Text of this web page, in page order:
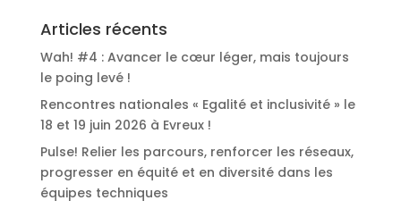
Articles récents
Wah! #4 : Avancer le cœur léger, mais toujours
le poing levé !
Rencontres nationales « Egalité et inclusivité » le
18 et 19 juin 2026 à Evreux !
Pulse! Relier les parcours, renforcer les réseaux,
progresser en équité et en diversité dans les
équipes techniques